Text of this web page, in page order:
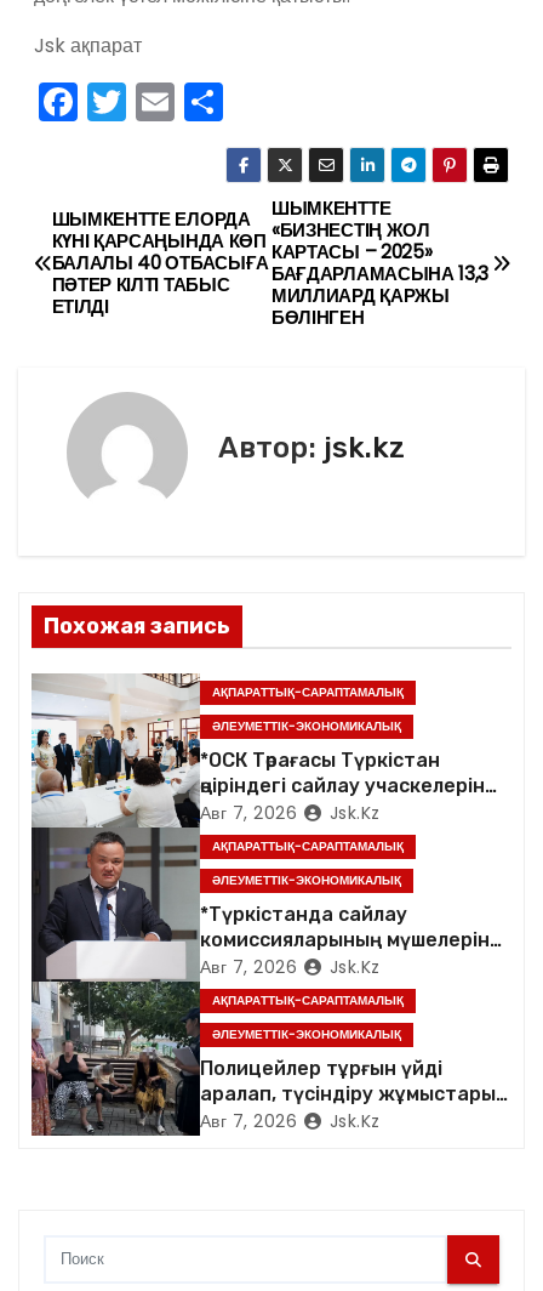
Jsk ақпарат
F
a
e
b
o
o
T
w
er
E
m
l
О
тп
р
а
в
и
Н
а
в
я
п
о
з
а
п
и
с
я
м
ШЫМКЕНТТЕ
«БИЗНЕСТІҢ ЖОЛ
КАРТАСЫ – 2025»
БАҒДАРЛАМАСЫНА 13,3
МИЛЛИАРД ҚАРЖЫ
БӨЛІНГЕН
ШЫМКЕНТТЕ ЕЛОРДА
КҮНІ ҚАРСАҢЫНДА КӨП
БАЛАЛЫ 40 ОТБАСЫҒА
ПӘТЕР КІЛТІ ТАБЫС
ЕТІЛДІ
Автор: jsk.kz
Похожая запись
АҚПАРАТТЫҚ-САРАПТАМАЛЫҚ
ӘЛЕУМЕТТІК-ЭКОНОМИКАЛЫҚ
*ОСК Төрағасы Түркістан
өңіріндегі сайлау учаскелерін
аралады*
Авг 7, 2026 Jsk.kz
АҚПАРАТТЫҚ-САРАПТАМАЛЫҚ
ӘЛЕУМЕТТІК-ЭКОНОМИКАЛЫҚ
*Түркістанда сайлау
комиссияларының мүшелеріне
арналған семинар өтті*
Авг 7, 2026 Jsk.kz
АҚПАРАТТЫҚ-САРАПТАМАЛЫҚ
ӘЛЕУМЕТТІК-ЭКОНОМИКАЛЫҚ
Полицейлер тұрғын үйді
аралап, түсіндіру жұмыстарын
жүргізді
Авг 7, 2026 Jsk.kz